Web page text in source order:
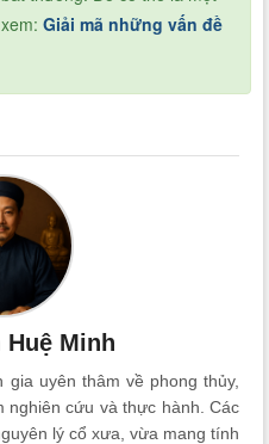
Giải mã những vấn đề
Huệ Minh
gia uyên thâm về phong thủy,
nghiên cứu và thực hành. Các
lý cổ xưa, vừa mang tính